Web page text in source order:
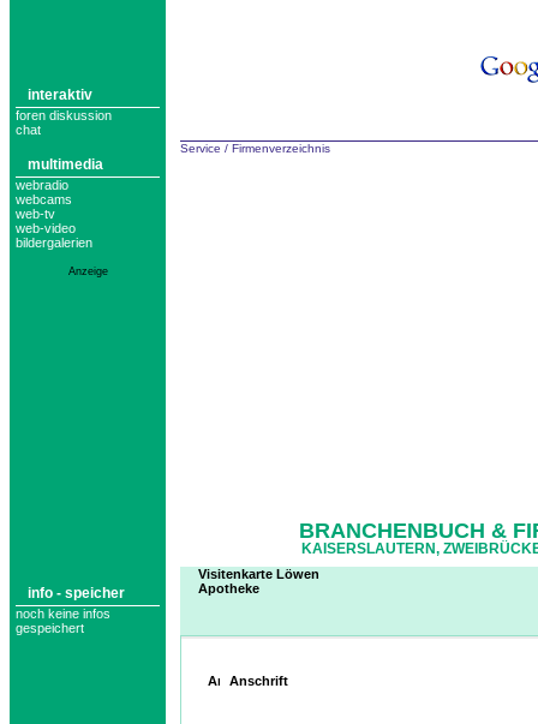
interaktiv
foren diskussion
chat
multimedia
webradio
webcams
web-tv
web-video
bildergalerien
Anzeige
info - speicher
noch keine infos
gespeichert
Service / Firmenverzeichnis
BRANCHENBUCH &
KAISERSLAUTERN,
Visitenkarte Löwen
Apotheke
Anschrift